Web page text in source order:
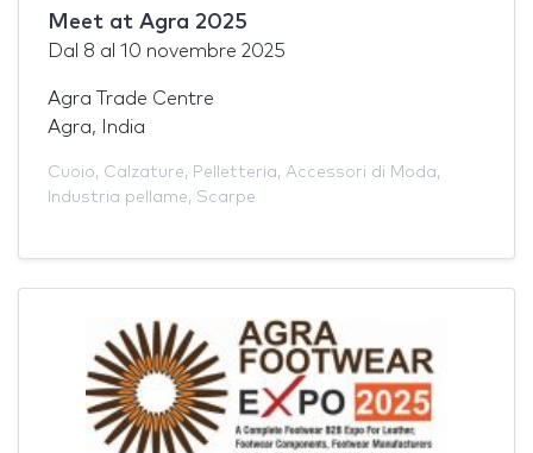
Meet at Agra 2025
Dal 8 al 10 novembre 2025
Agra Trade Centre
Agra, India
Cuoio, Calzature, Pelletteria, Accessori di Moda,
Industria pellame, Scarpe